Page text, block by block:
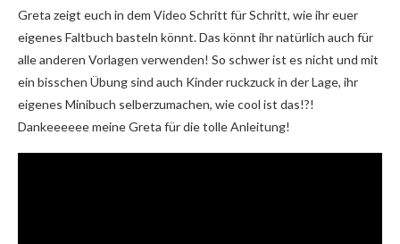
Greta zeigt euch in dem Video Schritt für Schritt, wie ihr euer
eigenes Faltbuch basteln könnt. Das könnt ihr natürlich auch für
alle anderen Vorlagen verwenden! So schwer ist es nicht und mit
ein bisschen Übung sind auch Kinder ruckzuck in der Lage, ihr
eigenes Minibuch selberzumachen, wie cool ist das!?!
Dankeeeeee meine Greta für die tolle Anleitung!